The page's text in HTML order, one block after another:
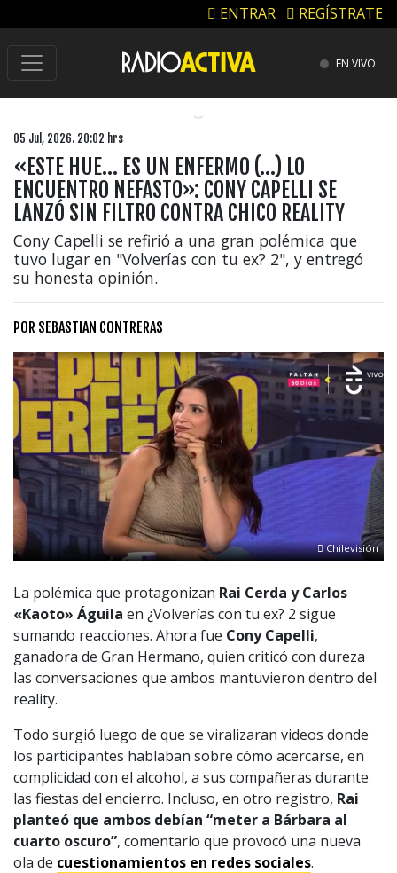
ENTRAR REGÍSTRATE
EN VIVO
05 Jul, 2026. 20:02 hrs
«ESTE HUE… ES UN ENFERMO (…) LO
ENCUENTRO NEFASTO»: CONY CAPELLI SE
LANZÓ SIN FILTRO CONTRA CHICO REALITY
Cony Capelli se refirió a una gran polémica que
tuvo lugar en "Volverías con tu ex? 2", y entregó
su honesta opinión.
POR SEBASTIAN CONTRERAS
Chilevisión
La polémica que protagonizan Rai Cerda y Carlos
«Kaoto» Águila en ¿Volverías con tu ex? 2 sigue
sumando reacciones. Ahora fue Cony Capelli,
ganadora de Gran Hermano, quien criticó con dureza
las conversaciones que ambos mantuvieron dentro del
reality.
Todo surgió luego de que se viralizaran videos donde
los participantes hablaban sobre cómo acercarse, en
complicidad con el alcohol, a sus compañeras durante
las fiestas del encierro. Incluso, en otro registro, Rai
planteó que ambos debían “meter a Bárbara al
cuarto oscuro”, comentario que provocó una nueva
ola de cuestionamientos en redes sociales.